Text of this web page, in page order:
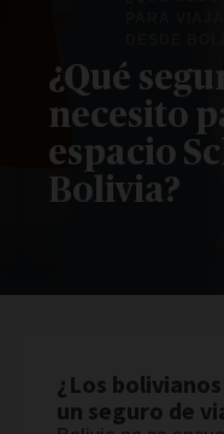
¿Qué
necesito
espacio
Bolivia?
¿Los
un seguro de